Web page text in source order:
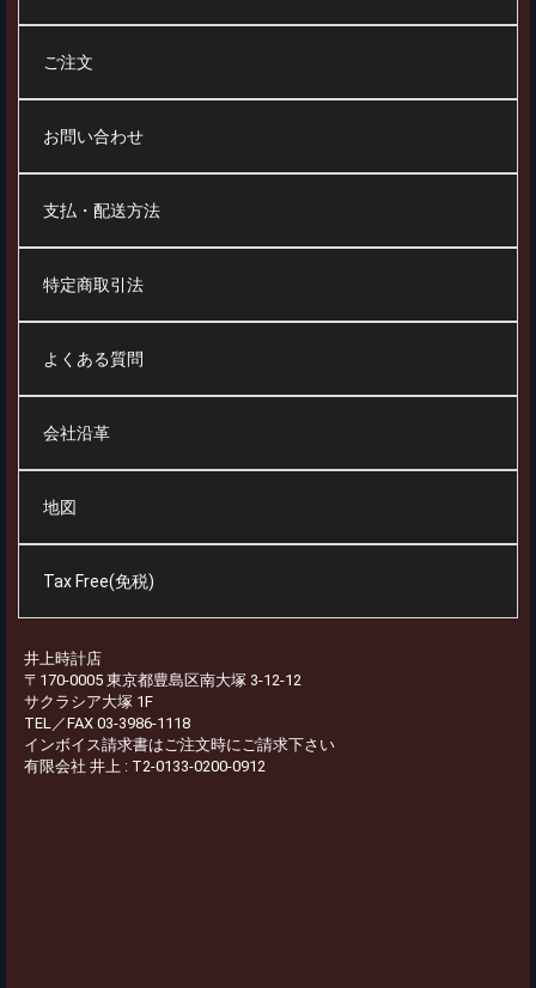
ご注文
お問い合わせ
支払・配送方法
特定商取引法
よくある質問
会社沿革
地図
Tax Free(免税)
井上時計店
〒170-0005 東京都豊島区南大塚 3-12-12
サクラシア大塚 1F
TEL／FAX 03-3986-1118
インボイス請求書はご注文時にご請求下さい
有限会社 井上 : T2-0133-0200-0912